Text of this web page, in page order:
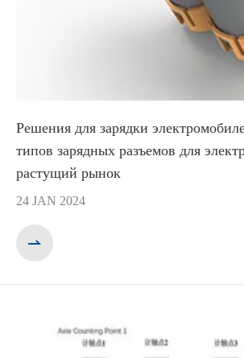
Решения для зарядки
типов зарядных разъемов для
растущий рынок
24 JAN 2024
